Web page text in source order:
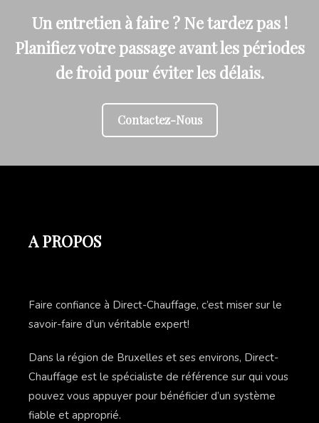
Un entretien à faire ? Ne tardez pas !
Planifiez votre passage avant les périodes
de froid pour éviter les délais.
Contactez-Nous
A PROPOS
Faire confiance à Direct-Chauffage, c’est miser sur le
savoir-faire d’un véritable expert!
Dans la région de Bruxelles et ses environs, Direct-
Chauffage est le spécialiste de référence sur qui vous
pouvez vous appuyer pour bénéficier d’un système
fiable et approprié.